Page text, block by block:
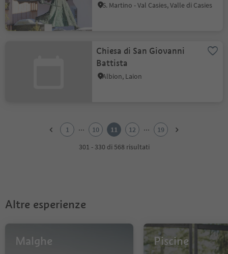
S. Martino - Val Casies, Valle di Casies
Chiesa di San Giovanni
Battista
Albion, Laion
10
12
1 ... 10 11 12 ...
19
301 - 330 di 568 risultati
Altre esperienze
Malghe Piscine